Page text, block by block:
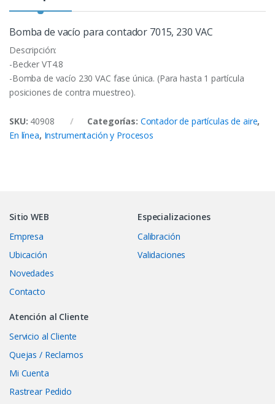
Bomba de vacío para contador 7015, 230 VAC
Descripción:
-Becker VT4.8
-Bomba de vacío 230 VAC fase única. (Para hasta 1 partícula
posiciones de contra muestreo).
SKU: 40908 Categorías: Contador de partículas de aire,
En línea, Instrumentación y Procesos
Sitio WEB
Empresa
Ubicación
Novedades
Contacto
Especializaciones
Calibración
Validaciones
Atención al Cliente
Servicio al Cliente
Quejas / Reclamos
Mi Cuenta
Rastrear Pedido